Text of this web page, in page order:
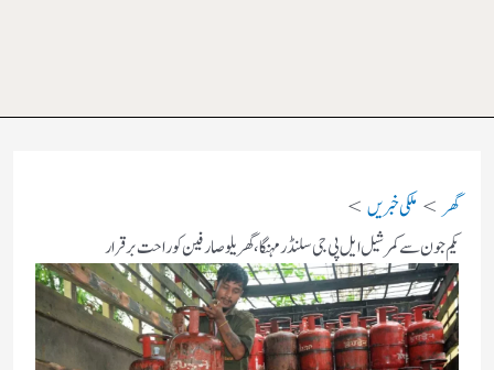
گھر
ملکی خبریں
یکم جون سے کمرشیل ایل پی جی سلنڈر مہنگا، گھریلو صارفین کو راحت برقرار